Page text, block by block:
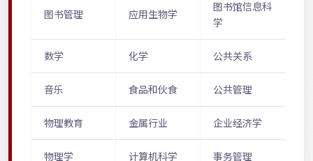
图书管理 应用生物学
图书馆信息科
学
数学 化学 公共关系
音乐 食品和伙食 公共管理
物理教育 金属行业 企业经济学
物理学 计算机科学 事务管理